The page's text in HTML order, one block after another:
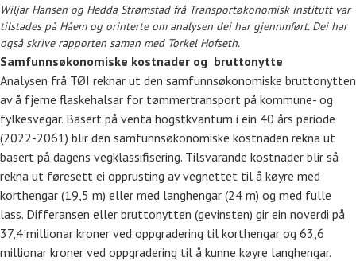
Wiljar Hansen og Hedda Strømstad frå Transportøkonomisk institutt var
tilstades på Håem og orinterte om analysen dei har gjennmført. Dei har
også skrive rapporten saman med Torkel Hofseth.
Samfunnsøkonomiske kostnader og bruttonytte
Analysen frå TØI reknar ut den samfunnsøkonomiske bruttonytten
av å fjerne flaskehalsar for tømmertransport på kommune- og
fylkesvegar. Basert på venta hogstkvantum i ein 40 års periode
(2022-2061) blir den samfunnsøkonomiske kostnaden rekna ut
basert på dagens vegklassifisering. Tilsvarande kostnader blir så
rekna ut føresett ei opprusting av vegnettet til å køyre med
korthengar (19,5 m) eller med langhengar (24 m) og med fulle
lass. Differansen eller bruttonytten (gevinsten) gir ein noverdi på
37,4 millionar kroner ved oppgradering til korthengar og 63,6
millionar kroner ved oppgradering til å kunne køyre langhengar.